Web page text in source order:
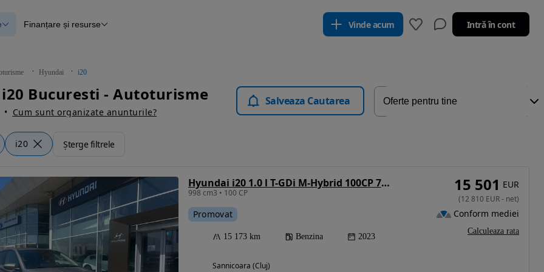
verificate
Blog Autovit.ro
Finanțare și resurse Vinde acum Intră în cont
Hyundai i20
Bucuresti - Autoturisme
Cum sunt organizate anunturile?
Salveaza Cautarea
i20 Șterge filtrele
Hyundai i20 1.0 l T-GDi M-Hybrid 100CP 7DCT 5DR Led Line
998 cm3 • 100 CP
Promovat
15 173 km Benzina 2023
Sannicoara (Cluj)
15 501 EUR
(12 810 EUR- net)
Conform mediei
Calculeaza rata